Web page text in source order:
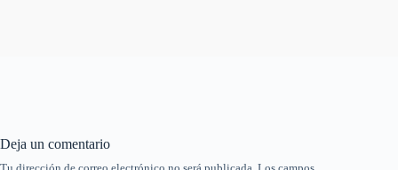
Deja un comentario